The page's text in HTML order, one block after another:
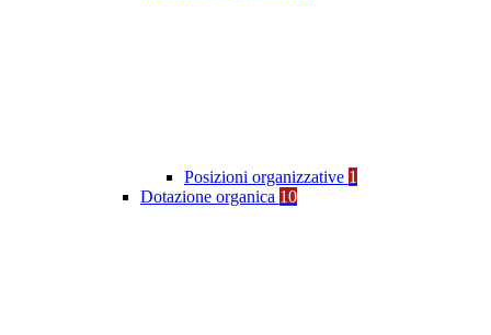
Posizioni organizzative 1
Dotazione organica 10